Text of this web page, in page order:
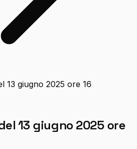
13 giugno 2025 ore 16
13 giugno 2025 ore